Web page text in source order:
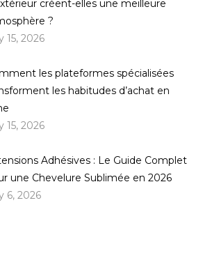
créent-elles une meilleure
?
15, 2026
les plateformes spécialisées
les habitudes d’achat en
15, 2026
Adhésives : Le Guide Complet
une Chevelure Sublimée en 2026
6, 2026